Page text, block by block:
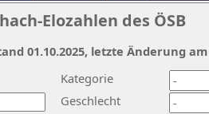
Elozahlen des ÖSB
Kategorie
Geschlecht
01.10.2025, letzte Änderung